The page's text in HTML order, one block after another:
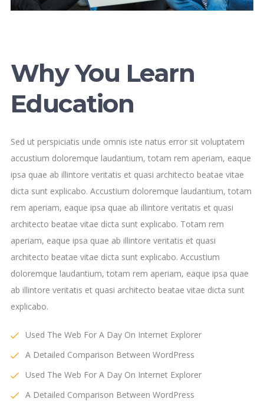
Why You Learn
Education
Sed ut perspiciatis unde omnis iste natus error sit voluptatem
accustium doloremque laudantium, totam rem aperiam, eaque
ipsa quae ab illintore veritatis et quasi architecto beatae vitae
dicta sunt explicabo. Accustium doloremque laudantium, totam
rem aperiam, eaque ipsa quae ab illintore veritatis et quasi
architecto beatae vitae dicta sunt explicabo. Totam rem
aperiam, eaque ipsa quae ab illintore veritatis et quasi
architecto beatae vitae dicta sunt explicabo. Accustium
doloremque laudantium, totam rem aperiam, eaque ipsa quae
ab illintore veritatis et quasi architecto beatae vitae dicta sunt
explicabo.
Used The Web For A Day On Internet Explorer
A Detailed Comparison Between WordPress
Used The Web For A Day On Internet Explorer
A Detailed Comparison Between WordPress